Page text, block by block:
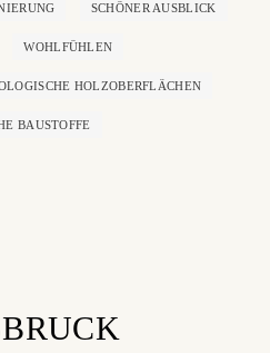
SCHÖNER AUSBLICK
WOHLFÜHLEN
HOLZOBERFLÄCHEN
BAUSTOFFE